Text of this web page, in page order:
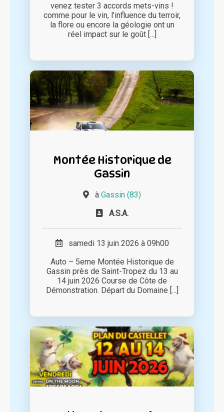
venez tester 3 accords mets-vins !
comme pour le vin, l’influence du terroir,
la flore ou encore la géologie ont un
réel impact sur le goût [...]
Montée Historique de
Gassin
à Gassin (83)
A.S.A.
samedi 13 juin 2026 à 09h00
Auto – 5eme Montée Historique de
Gassin près de Saint-Tropez du 13 au
14 juin 2026 Course de Côte de
Démonstration. Départ du Domaine [...]